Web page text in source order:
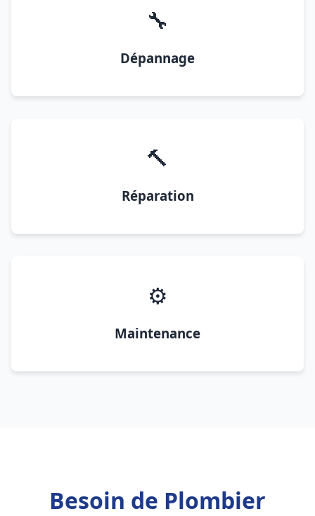
🔧
Dépannage
🔨
Réparation
⚙️
Maintenance
Besoin de Plombier